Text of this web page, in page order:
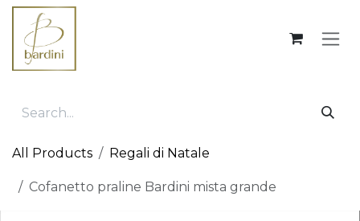
Skip to Content
All Products Regali di Natale
Cofanetto praline Bardini mista grande